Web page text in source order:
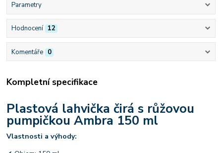
Parametry
Hodnocení 12
Komentáře 0
Kompletní specifikace
Plastová lahvička čirá s růžovou
pumpičkou Ambra 150 ml
Vlastnosti a výhody: